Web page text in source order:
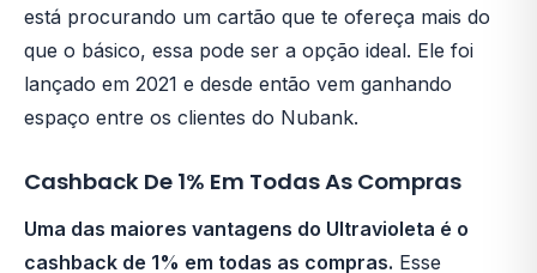
está procurando um cartão que te ofereça mais do
que o básico, essa pode ser a opção ideal. Ele foi
lançado em 2021 e desde então vem ganhando
espaço entre os clientes do Nubank.
Cashback De 1% Em Todas As Compras
Uma das maiores vantagens do Ultravioleta é o
cashback de 1% em todas as compras. Esse